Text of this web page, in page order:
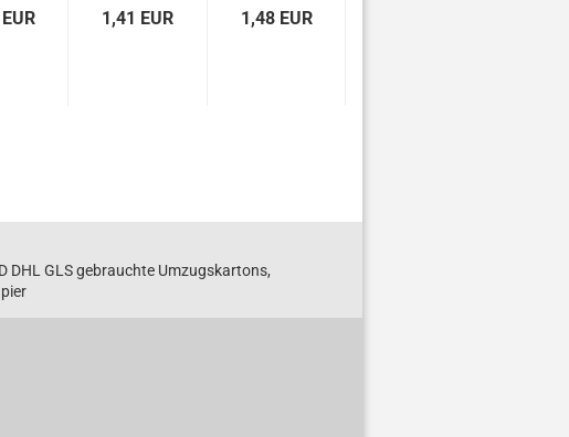
mm
1,41 EUR 1,48 EUR
DHL GLS gebrauchte Umzugskartons,